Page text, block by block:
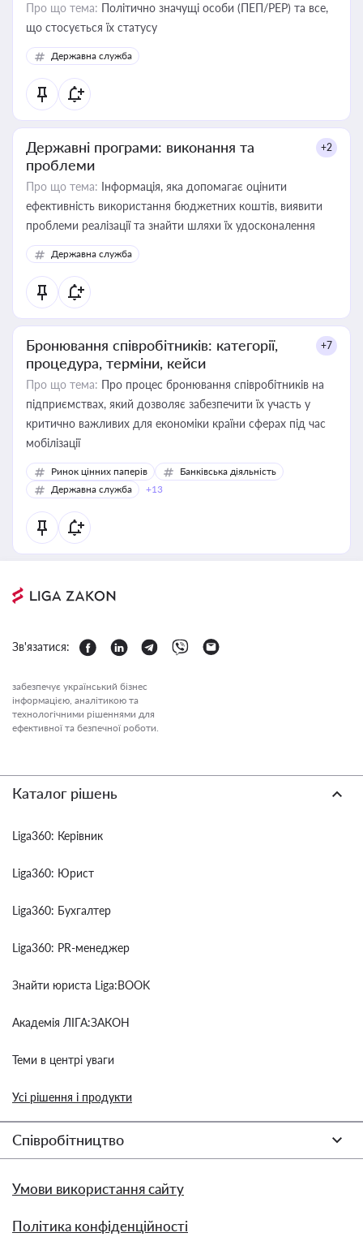
Про що тема: Політично значущі особи (ПЕП/PEP) та все,
що стосується їх статусу
Державна служба
Державні програми: виконання та
проблеми
+2
Про що тема: Інформація, яка допомагає оцінити
ефективність використання бюджетних коштів, виявити
проблеми реалізації та знайти шляхи їх удосконалення
Державна служба
Бронювання співробітників: категорії,
процедура, терміни, кейси
+7
Про що тема: Про процес бронювання співробітників на
підприємствах, який дозволяє забезпечити їх участь у
критично важливих для економіки країни сферах під час
мобілізації
Ринок цінних паперів
Банківська діяльність
Державна служба
+13
Зв'язатися:
забезпечує український бізнес
інформацією, аналітикою та
технологічними рішеннями для
ефективної та безпечної роботи.
Каталог рішень
Liga360: Керівник
Liga360: Юрист
Liga360: Бухгалтер
Liga360: PR-менеджер
Знайти юриста Liga:BOOK
Академія ЛІГА:ЗАКОН
Теми в центрі уваги
Усі рішення і продукти
Співробітництво
Умови використання сайту
Політика конфіденційності